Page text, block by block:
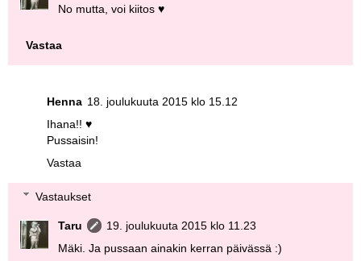
No mutta, voi kiitos ♥
Vastaa
Henna 18. joulukuuta 2015 klo 15.12
Ihana!! ♥
Pussaisin!
Vastaa
Vastaukset
Taru
19. joulukuuta 2015 klo 11.23
Mäki. Ja pussaan ainakin kerran päivässä :)